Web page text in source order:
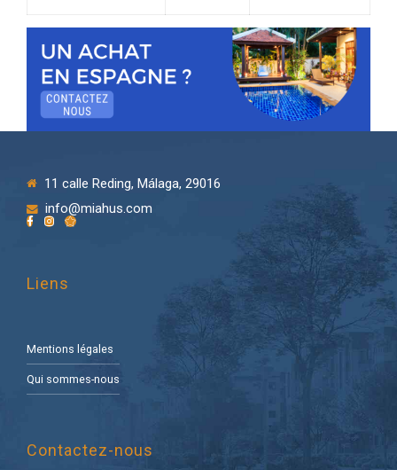
11 calle Reding, Málaga, 29016
info@miahus.com
Liens
Mentions légales
Qui sommes-nous
Contactez-nous